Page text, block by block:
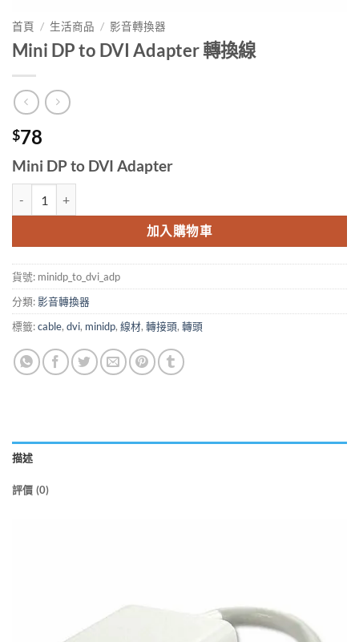
首頁 / 生活商品 / 影音轉換器
Mini DP to DVI Adapter 轉換線
$78
Mini DP to DVI Adapter
加入購物車
貨號: minidp_to_dvi_adp
分類:影音轉換器
標籤:cable, dvi, minidp, 線材, 轉接頭, 轉頭
描述
評價 (0)